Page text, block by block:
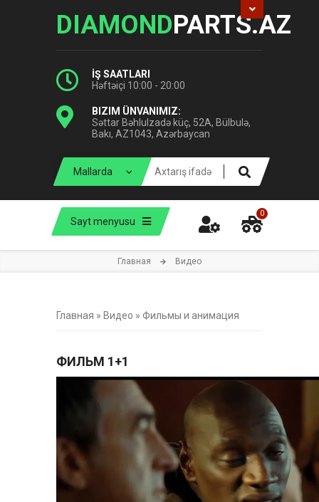
DIAMONDPARTS.AZ
İŞ SAATLARI
Həftəiçi 10:00 - 20:00
BIZIM ÜNVANIMIZ:
Səttar Bəhlulzadə küç, 52A, Bülbulə,
Bakı, AZ1043, Azərbaycan
Sayt menyusu
0
Главная Видео
Главная » Видео » Фильмы и анимация
ФИЛЬМ 1+1